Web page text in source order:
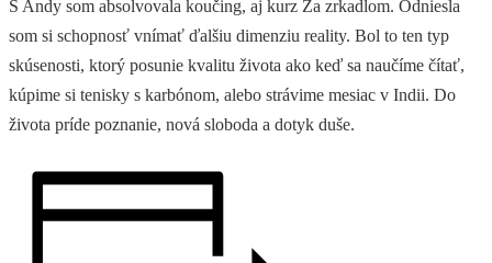
S Andy som absolvovala koučing, aj kurz Za zrkadlom. Odniesla
som si schopnosť vnímať ďalšiu dimenziu reality. Bol to ten typ
skúsenosti, ktorý posunie kvalitu života ako keď sa naučíme čítať,
kúpime si tenisky s karbónom, alebo strávime mesiac v Indii. Do
života príde poznanie, nová sloboda a dotyk duše.